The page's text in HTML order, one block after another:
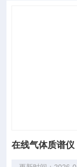
在线气体质谱仪